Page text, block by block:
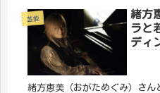
芸能
緒方
ラと
ディ
緒方恵美（おがためぐみ）さん